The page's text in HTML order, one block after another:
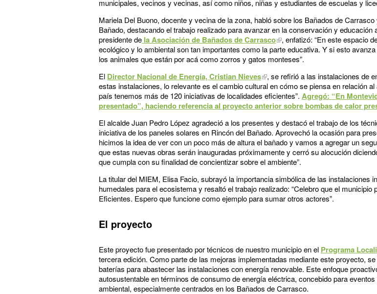
municipales, vecinos y vecinas, así como niños, niñas y estudiantes de escuelas y
Mariela Del Buono, docente y vecina de la zona, habló sobre los Bañados de
Bañado, destacando el trabajo realizado para avanzar en la conservación y educación
presidente de la Asociación de Bañados de Carrasco
, enfatizó: “En este espacio
ecológico y lo ambiental son tan importantes como la parte educativa. Y si esto
los animales que están por acá como zorros y gatos monteses”.
El Director Nacional de Energía, Cristian Nieves
, se refirió a las instalaciones de
estas instalaciones, lo relevante es el cambio cultural en cómo se piensa en relación al
país tenemos más de 120 iniciativas de localidades eficientes”. Agregó: “En
presentado”, haciendo referencia al proyecto anterior sobre bombas de calor
El alcalde Juan Pedro López agradeció a los presentes y destacó el trabajo de los
iniciativa de los paneles solares en Rincón del Bañado. Aprovechó la ocasión para
hicimos la idea de ver con un poco más de altura el bañado y vamos a agregar un
que estas nuevas obras serán inauguradas próximamente y cerró su alocución
que cumpla con su finalidad de concientizar sobre el ambiente”.
La titular del MIEM, Elisa Facio, subrayó la importancia simbólica de las instalaciones
humedales para el ecosistema y resaltó el trabajo realizado: “Celebro que el
Eficientes. Espero que funcione como ejemplo para sumar otros actores”.
El proyecto
Este proyecto fue presentado por técnicos de nuestro municipio en el Programa
tercera edición. Como parte de las mejoras implementadas mediante este proyecto,
baterías para abastecer las instalaciones con energía renovable. Este enfoque
autosustentable en términos de consumo de energía eléctrica, concebido para
ambiental, especialmente centrados en los Bañados de Carrasco.